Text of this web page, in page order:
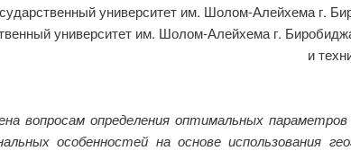
университет им. Шолом-Алейхема г.
университет им. Шолом-Алейхема г.
и
вопросам определения оптимальных
особенностей на основе